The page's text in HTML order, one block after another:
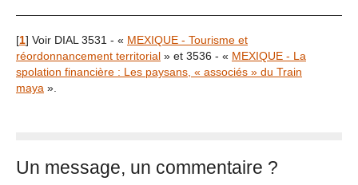
[1] Voir DIAL 3531 - « MEXIQUE - Tourisme et
réordonnancement territorial » et 3536 - « MEXIQUE - La
spolation financière : Les paysans, « associés » du Train
maya ».
Un message, un commentaire ?